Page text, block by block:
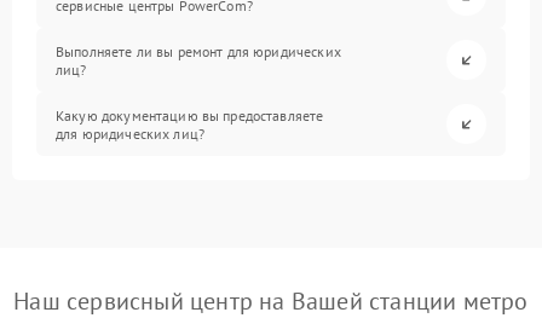
сервисные центры PowerCom?
Выполняете ли вы ремонт для юридических
лиц?
Какую документацию вы предоставляете
для юридических лиц?
Наш сервисный центр на Вашей станции метро